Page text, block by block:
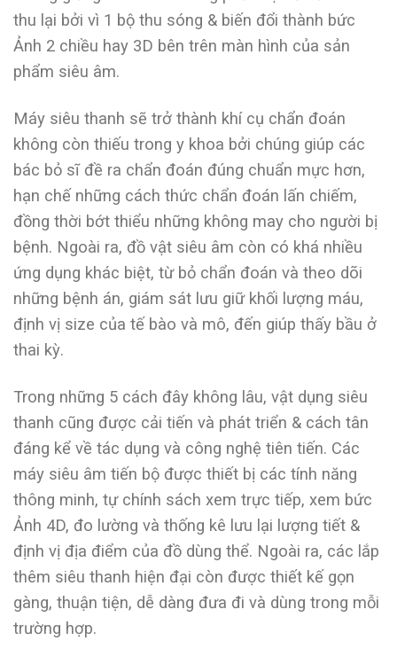
thu lại bởi vì 1 bộ thu sóng & biến đổi thành bức
Ảnh 2 chiều hay 3D bên trên màn hình của sản
phẩm siêu âm.
Máy siêu thanh sẽ trở thành khí cụ chẩn đoán
không còn thiếu trong y khoa bởi chúng giúp các
bác bỏ sĩ đề ra chẩn đoán đúng chuẩn mực hơn,
hạn chế những cách thức chẩn đoán lấn chiếm,
đồng thời bớt thiểu những không may cho người bị
bệnh. Ngoài ra, đồ vật siêu âm còn có khá nhiều
ứng dụng khác biệt, từ bỏ chẩn đoán và theo dõi
những bệnh án, giám sát lưu giữ khối lượng máu,
định vị size của tế bào và mô, đến giúp thấy bầu ở
thai kỳ.
Trong những 5 cách đây không lâu, vật dụng siêu
thanh cũng được cải tiến và phát triển & cách tân
đáng kể về tác dụng và công nghệ tiên tiến. Các
máy siêu âm tiến bộ được thiết bị các tính năng
thông minh, tự chính sách xem trực tiếp, xem bức
Ảnh 4D, đo lường và thống kê lưu lại lượng tiết &
định vị địa điểm của đồ dùng thể. Ngoài ra, các lắp
thêm siêu thanh hiện đại còn được thiết kế gọn
gàng, thuận tiện, dễ dàng đưa đi và dùng trong mỗi
trường hợp.